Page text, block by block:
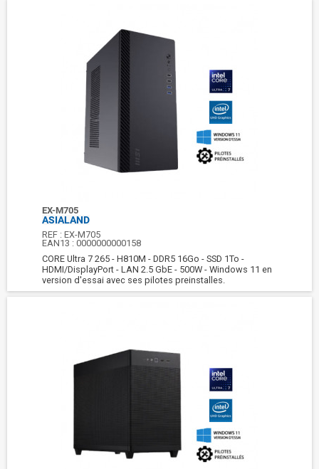
EX-M705
ASIALAND
REF :EX-M705
EAN13 :0000000000158
CORE Ultra 7 265 - H810M - DDR5 16Go - SSD 1To -
HDMI/DisplayPort - LAN 2.5 GbE - 500W - Windows 11 en
version d'essai avec ses pilotes preinstalles.